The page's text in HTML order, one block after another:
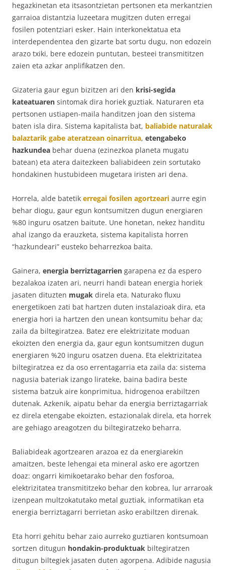
hegazkinetan eta itsasontzietan pertsonen eta merkantzien
garraioa distantzia luzeetara mugitzen duten erregai
fosilen potentziari esker. Hain interkonektatua eta
interdependentea den gizarte bat sortu dugu, non edozein
arazo txiki, bere edozein puntutan, besteei transmititzen
zaien eta azkar anplifikatzen den.
Gizateria gaur egun bizitzen ari den krisi-segida
kateatuaren sintomak dira horiek guztiak. Naturaren eta
pertsonen ustiapen-maila handitzen joan den sistema
baten isla dira. Sistema kapitalista bat, baliabide naturalak
balaztarik gabe ateratzean oinarritua, etengabeko
hazkundea behar duena (ezinezkoa planeta mugatu
batean) eta atera daitezkeen baliabideen zein sortutako
hondakinen hustubideen mugetara iristen ari dena.
Horrela, alde batetik erregai fosilen agortzeari aurre egin
behar diogu, gaur egun kontsumitzen dugun energiaren
%80 inguru osatzen baitute. Une honetan, nekez handitu
ahal izango da erauzketa, sistema kapitalista horren
“hazkundeari” eusteko beharrezkoa baita.
Gainera, energia berriztagarrien garapena ez da espero
bezalakoa izaten ari, neurri handi batean energia horiek
jasaten dituzten mugak direla eta. Naturako fluxu
energetikoen zati bat hartzen duten instalazioak dira, eta
energia hori ia hartzen den unean kontsumitu behar da;
zaila da biltegiratzea. Batez ere elektrizitate moduan
ekoizten den energia da, gaur egun kontsumitzen dugun
energiaren %20 inguru osatzen duena. Eta elektrizitatea
biltegiratzea ez da oso errentagarria eta zaila da: sistema
nagusia bateriak izango lirateke, baina badira beste
sistema batzuk aire konprimitua, hidrogenoa erabiltzen
dutenak. Azkenik, aipatu behar da energia berriztagarriak
ez direla etengabe ekoizten, estazionalak direla, eta horrek
are gehiago areagotzen du biltegiratzeko beharra.
Baliabideak agortzearen arazoa ez da energiarekin
amaitzen, beste lehengai eta mineral asko ere agortzen
doaz: ongarri kimikoetarako behar den fosforoa,
elektrizitatea transmititzeko behar den kobrea, lur arraroak
izenpean multzokatutako metal guztiak, informatikan eta
energia berriztagarri berrietan asko erabiltzen direnak.
Eta horri gehitu behar zaio aurreko guztiaren kontsumoan
sortzen ditugun hondakin-produktuak biltegiratzen
ditugun biltegiek jasaten duten agorpena. Adibide nagusia